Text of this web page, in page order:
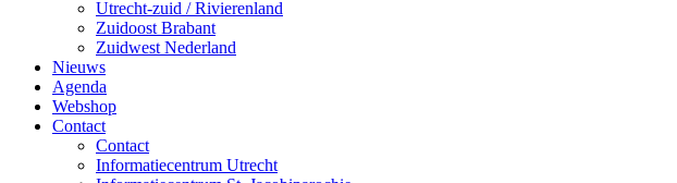
Utrecht-zuid / Rivierenland
Zuidoost Brabant
Zuidwest Nederland
Nieuws
Agenda
Webshop
Contact
Contact
Informatiecentrum Utrecht